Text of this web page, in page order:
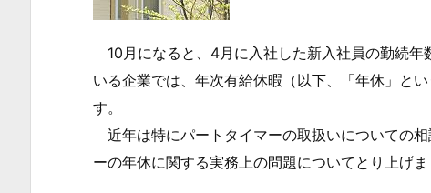
10月になると、4月に入社した新入社員の勤続
いる企業では、年次有給休暇（以下、「年休」と
す。
近年は特にパートタイマーの取扱いについての
ーの年休に関する実務上の問題についてとり上げま